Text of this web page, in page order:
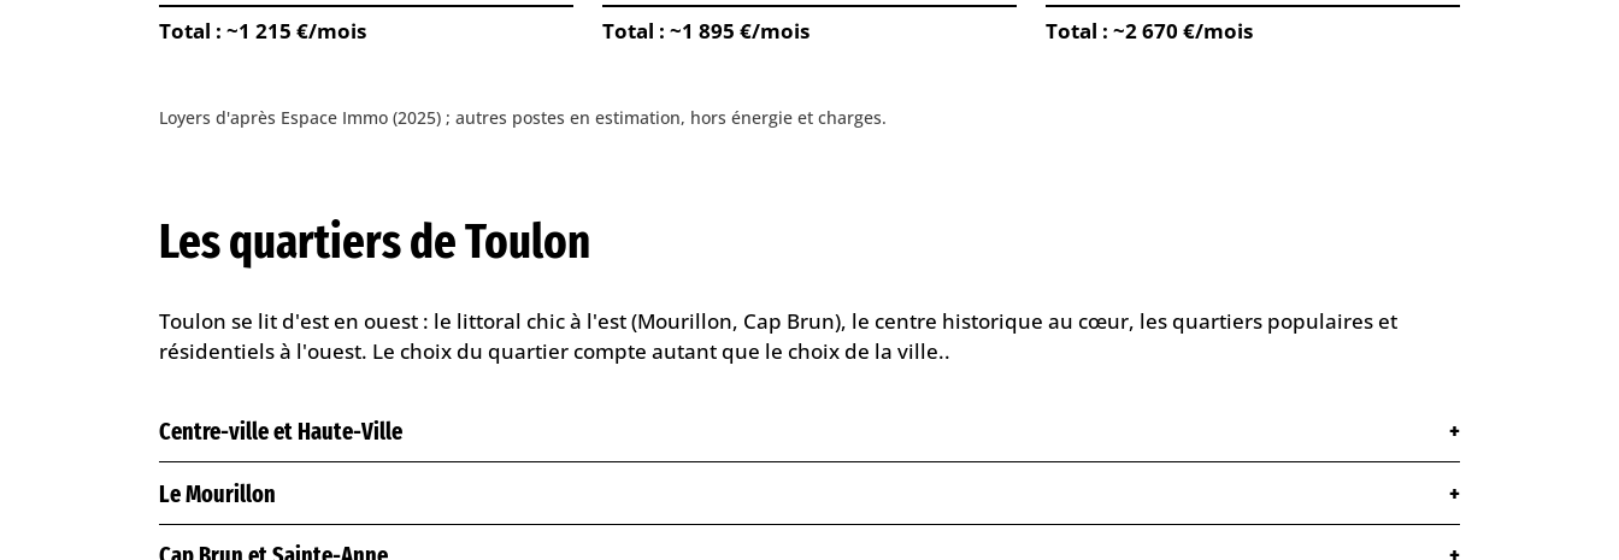
Total : ~1 215 €/mois
Total : ~1 895 €/mois
Total : ~2 670 €/mois
Loyers d'après Espace Immo (2025) ; autres postes en estimation, hors énergie et charges.
Les quartiers de Toulon
Toulon se lit d'est en ouest : le littoral chic à l'est (Mourillon, Cap Brun), le centre historique au cœur, les quartiers populaires et
résidentiels à l'ouest. Le choix du quartier compte autant que le choix de la ville..
Centre-ville et Haute-Ville
Le Mourillon